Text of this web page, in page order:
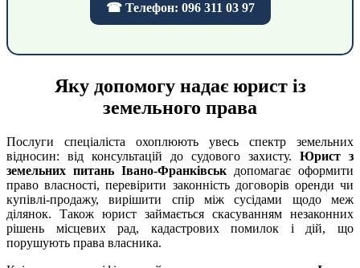
☎ Телефон: 096 311 03 97
Яку допомогу надає юрист із
земельного права
Послуги спеціаліста охоплюють увесь спектр земельних
відносин: від консультацій до судового захисту. Юрист з
земельних питань Івано-Франківськ допомагає оформити
право власності, перевірити законність договорів оренди чи
купівлі-продажу, вирішити спір між сусідами щодо меж
ділянок. Також юрист займається скасуванням незаконних
рішень місцевих рад, кадастрових помилок і дій, що
порушують права власника.